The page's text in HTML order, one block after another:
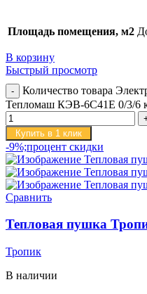
Площадь помещения, м2
В корзину
Быстрый просмотр
Количество товара
Тепломаш КЭВ-6С41Е 0/3/6
Купить в 1 клик
-9%;процент скидки
Сравнить
Тепловая пушка
Тропик
В наличии